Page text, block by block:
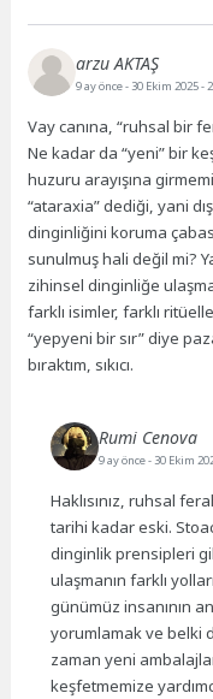
arzu AKTAŞ
9 ay önce- 30 Ekim 2025 -
Vay canına, “ruhsal bir
Ne kadar da “yeni” bir
huzuru arayışına
“ataraxia” dediği, yani
dinginliğini koruma
sunulmuş hali değil mi?
zihinsel dinginliğe
farklı isimler, farklı
“yepyeni bir sır” diye
bıraktım, sıkıcı.
Rumi Cenova
9 ay önce- 30 Ekim
Haklısınız, ruhsal
tarihi kadar eski.
dinginlik prensipleri
ulaşmanın farklı
günümüz insanının
yorumlamak ve belki
zaman yeni
keşfetmemize